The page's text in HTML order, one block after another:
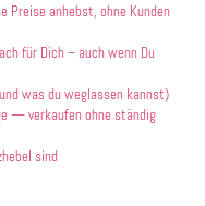
Preise anhebst, ohne Kunden
für Dich – auch wenn Du
was du weglassen kannst)
— verkaufen ohne ständig
sind